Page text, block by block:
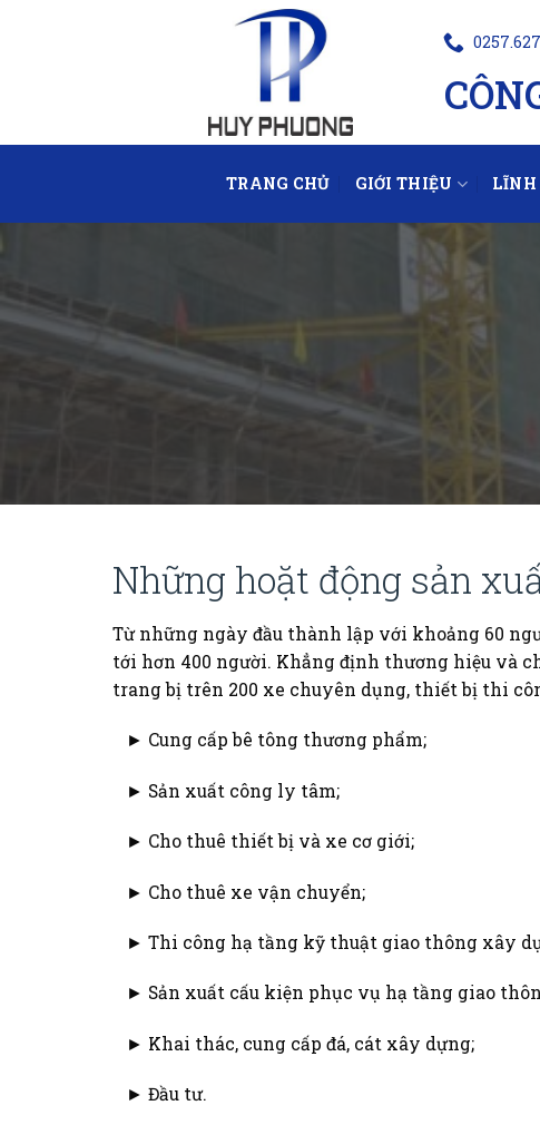
TRANG CHỦ GIỚI THIỆU LĨNH
Những hoặt động sản
Từ những ngày đầu thành lập với khoảng 60
tới hơn 400 người. Khẳng định thương hiệu và
trang bị trên 200 xe chuyên dụng, thiết bị thi
► Cung cấp bê tông thương phẩm;
► Sản xuất công ly tâm;
► Cho thuê thiết bị và xe cơ giới;
► Cho thuê xe vận chuyển;
► Thi công hạ tầng kỹ thuật giao thông xây
► Sản xuất cấu kiện phục vụ hạ tầng giao
► Khai thác, cung cấp đá, cát xây dựng;
► Đầu tư.